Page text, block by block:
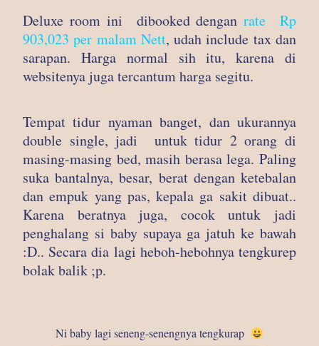
Deluxe room ini dibooked denganrate Rp
903,023 per malam Nett, udah include tax dan
sarapan. Harga normal sih itu, karena di
websitenya juga tercantum harga segitu.
Tempat tidur nyaman banget, dan ukurannya
double single, jadi untuk tidur 2 orang di
masing-masing bed, masih berasa lega. Paling
suka bantalnya, besar, berat dengan ketebalan
dan empuk yang pas, kepala ga sakit dibuat..
Karena beratnya juga, cocok untuk jadi
penghalang si baby supaya ga jatuh ke bawah
:D.. Secara dia lagi heboh-hebohnya tengkurep
bolak balik ;p.
Ni baby lagi seneng-senengnya tengkurap